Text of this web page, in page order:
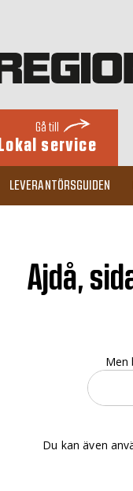
Gå till
Lokal service
LEVERANTÖRSGUIDEN
Ajdå,
Men
Du kan även